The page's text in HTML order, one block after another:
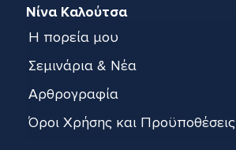
Νίνα Καλούτσα
Η πορεία μου
Σεμινάρια & Νέα
Αρθρογραφία
Όροι Χρήσης και Προϋποθέσεις